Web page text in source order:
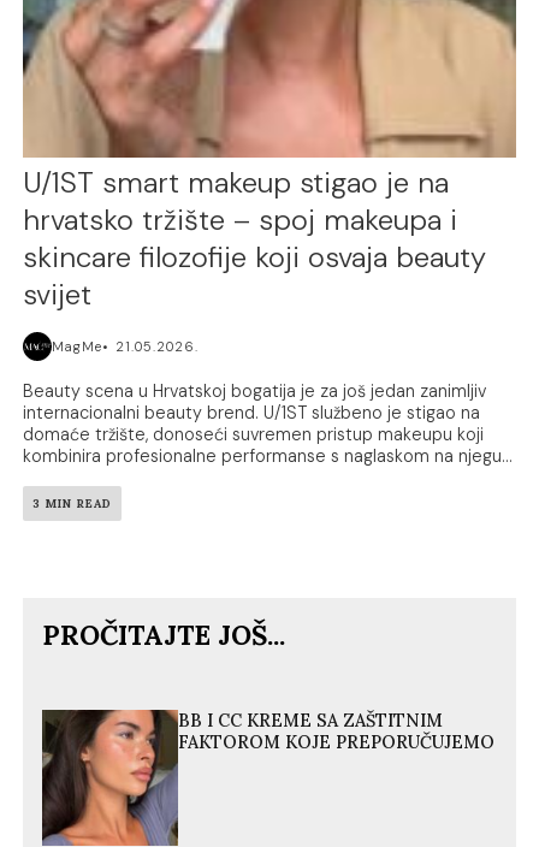
U/1ST smart makeup stigao je na
hrvatsko tržište – spoj makeupa i
skincare filozofije koji osvaja beauty
svijet
MagMe 21.05.2026.
Beauty scena u Hrvatskoj bogatija je za još jedan zanimljiv
internacionalni beauty brend. U/1ST službeno je stigao na
domaće tržište, donoseći suvremen pristup makeupu koji
kombinira profesionalne performanse s naglaskom na njegu...
3 MIN READ
PROČITAJTE JOŠ...
BB I CC KREME SA ZAŠTITNIM
FAKTOROM KOJE PREPORUČUJEMO